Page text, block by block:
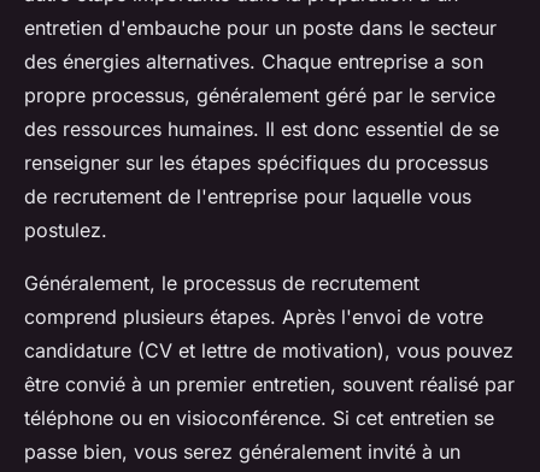
entretien d'embauche pour un poste dans le secteur
des énergies alternatives. Chaque entreprise a son
propre processus, généralement géré par le service
des ressources humaines. Il est donc essentiel de se
renseigner sur les étapes spécifiques du processus
de recrutement de l'entreprise pour laquelle vous
postulez.
Généralement, le processus de recrutement
comprend plusieurs étapes. Après l'envoi de votre
candidature (CV et lettre de motivation), vous pouvez
être convié à un premier entretien, souvent réalisé par
téléphone ou en visioconférence. Si cet entretien se
passe bien, vous serez généralement invité à un